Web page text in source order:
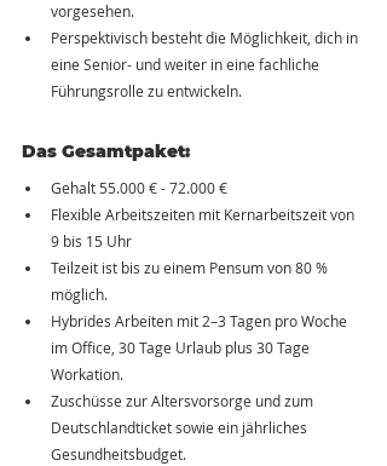
vorgesehen.
Perspektivisch besteht die Möglichkeit, dich in
eine Senior- und weiter in eine fachliche
Führungsrolle zu entwickeln.
Das Gesamtpaket:
Gehalt 55.000 € - 72.000 €
Flexible Arbeitszeiten mit Kernarbeitszeit von
9 bis 15 Uhr
Teilzeit ist bis zu einem Pensum von 80 %
möglich.
Hybrides Arbeiten mit 2–3 Tagen pro Woche
im Office, 30 Tage Urlaub plus 30 Tage
Workation.
Zuschüsse zur Altersvorsorge und zum
Deutschlandticket sowie ein jährliches
Gesundheitsbudget.